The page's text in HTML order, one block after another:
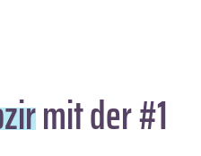
mit der #1